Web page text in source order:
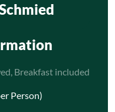
Breakfast included
Person)